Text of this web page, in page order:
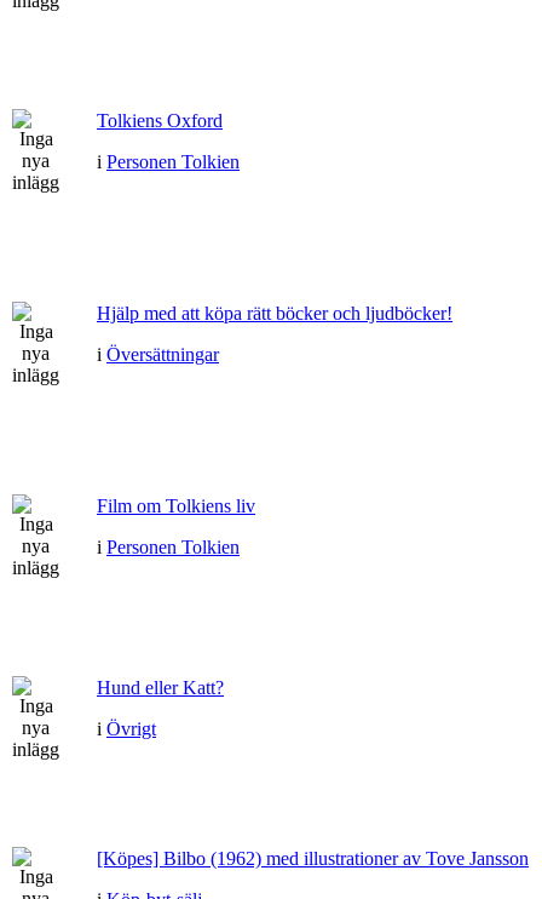
Tolkiens Oxford
i Personen Tolkien
Hjälp med att köpa rätt böcker och ljudböcker!
i Översättningar
Film om Tolkiens liv
i Personen Tolkien
Hund eller Katt?
i Övrigt
[Köpes] Bilbo (1962) med illustrationer av Tove Jansson